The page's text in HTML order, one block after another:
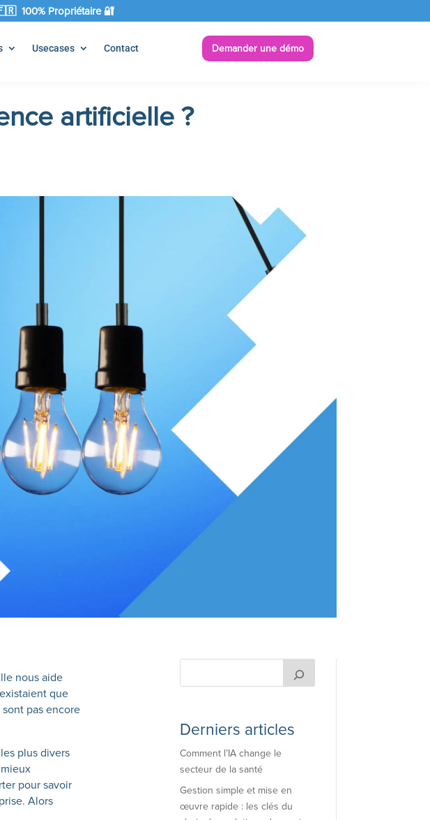
100% Propriétaire 🔐
Usecases Contact Demander une démo
artificielle ?
nous aide
que
pas encore
plus divers
pour savoir
Alors
Derniers articles
Comment l’IA change le
secteur de la santé
Gestion simple et mise en
œuvre rapide : les clés du